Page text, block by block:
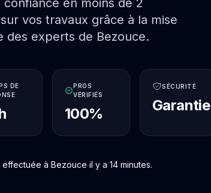
en moins de 2
vos travaux grâce à la mise
des experts de Bezouce.
DE
PROS
VÉRIFIÉS
100%
SÉCURITÉ
Garantie
à Bezouce il y a 14 minutes.